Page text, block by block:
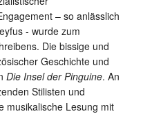
– so anlässlich
- wurde zum
Die bissige und
Geschichte und
Die Insel der Pinguine. An
Stilisten und
musikalische Lesung mit